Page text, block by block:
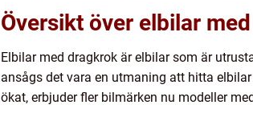
Översikt över elbilar
Elbilar med dragkrok är elbilar som är
ansågs det vara en utmaning att hitta
ökat, erbjuder fler bilmärken nu modeller